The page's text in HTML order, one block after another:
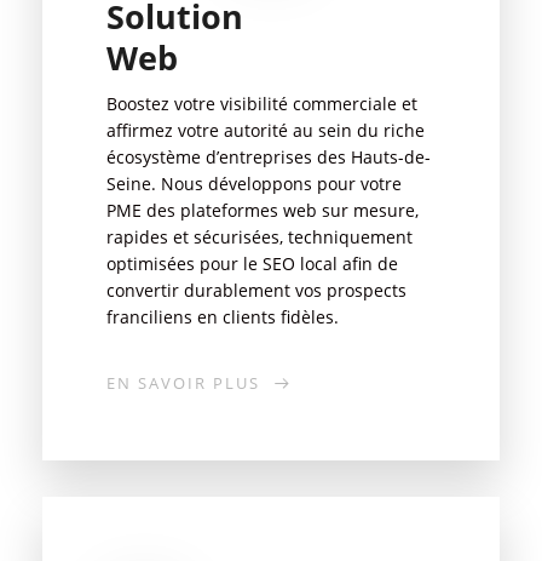
Solution
Web
Boostez votre visibilité commerciale et
affirmez votre autorité au sein du riche
écosystème d’entreprises des Hauts-de-
Seine. Nous développons pour votre
PME des plateformes web sur mesure,
rapides et sécurisées, techniquement
optimisées pour le SEO local afin de
convertir durablement vos prospects
franciliens en clients fidèles.
EN SAVOIR PLUS